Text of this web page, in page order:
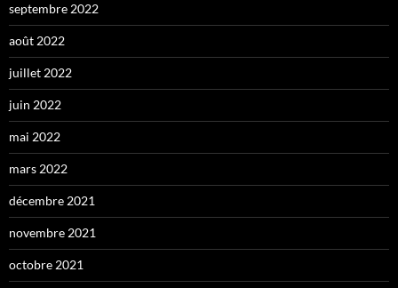
septembre 2022
août 2022
juillet 2022
juin 2022
mai 2022
mars 2022
décembre 2021
novembre 2021
octobre 2021